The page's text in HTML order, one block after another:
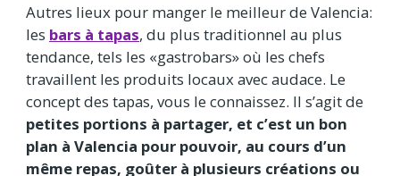
Autres lieux pour manger le meilleur de Valencia:
les bars à tapas, du plus traditionnel au plus
tendance, tels les «gastrobars» où les chefs
travaillent les produits locaux avec audace. Le
concept des tapas, vous le connaissez. Il s’agit de
petites portions à partager, et c’est un bon
plan à Valencia pour pouvoir, au cours d’un
même repas, goûter à plusieurs créations ou